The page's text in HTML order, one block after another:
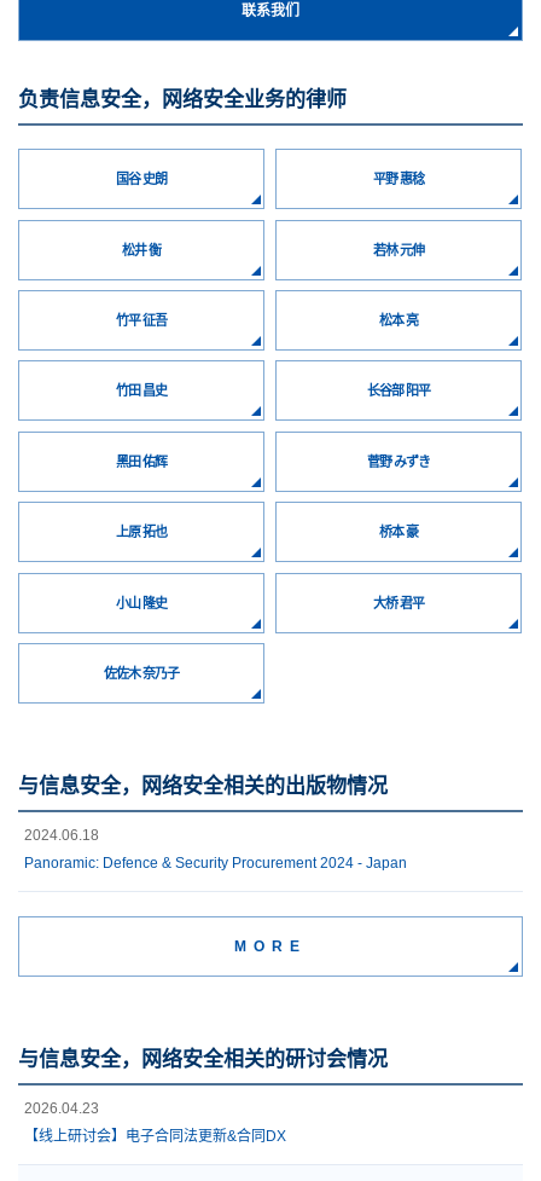
联系我们
负责信息安全，网络安全业务的律师
国谷 史朗 平野 惠稔
松井 衡 若林 元伸
竹平 征吾 松本 亮
竹田 昌史 长谷部 阳平
黑田 佑辉 菅野 みずき
上原 拓也 桥本 豪
小山 隆史 大桥 君平
佐佐木 奈乃子
与信息安全，网络安全相关的出版物情况
2024.06.18
Panoramic: Defence & Security Procurement 2024 - Japan
MORE
与信息安全，网络安全相关的研讨会情况
2026.04.23
【线上研讨会】电子合同法更新&合同DX